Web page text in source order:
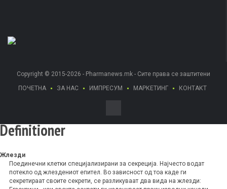
Copyright © 2015-2026 - Pharmanews.mk - Сите права се заштитени
ПОЧЕТНА
ЗА НАС ИМПРЕСУМ МАРКЕТИНГ КОНТАКТ
Definitioner
Жлезди
Поединечни клетки специјализирани за секреција. Најчесто водат
потекло од жлездениот епител. Во зависност од тоа каде ги
секретираат своите секрети, се разликуваат два вида на жлезди: